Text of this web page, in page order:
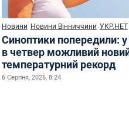
Новини Новини Вінниччини УКР.НЕТ
Синоптики попередили: у
в четвер можливий
температурний рекорд
6 Серпня, 2026, 8:24